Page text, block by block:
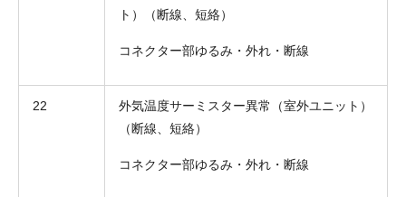
ト）（断線、短絡）
コネクター部ゆるみ・外れ・断線
22
外気温度サーミスター異常（室外ユニット）
（断線、短絡）
コネクター部ゆるみ・外れ・断線
お問合せ内容
(ご選択ください)